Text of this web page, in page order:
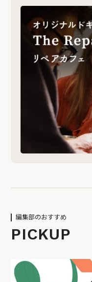
編集部のおすすめ
PICKUP